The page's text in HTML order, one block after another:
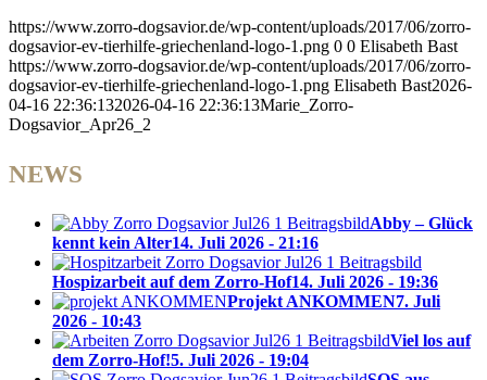
https://www.zorro-dogsavior.de/wp-content/uploads/2017/06/zorro-
dogsavior-ev-tierhilfe-griechenland-logo-1.png 0 0 Elisabeth Bast
https://www.zorro-dogsavior.de/wp-content/uploads/2017/06/zorro-
dogsavior-ev-tierhilfe-griechenland-logo-1.png Elisabeth Bast2026-
04-16 22:36:132026-04-16 22:36:13Marie_Zorro-
Dogsavior_Apr26_2
NEWS
Abby – Glück
kennt kein Alter14. Juli 2026 - 21:16
Hospizarbeit auf dem Zorro-Hof14. Juli 2026 - 19:36
Projekt ANKOMMEN7. Juli
2026 - 10:43
Viel los auf
dem Zorro-Hof!5. Juli 2026 - 19:04